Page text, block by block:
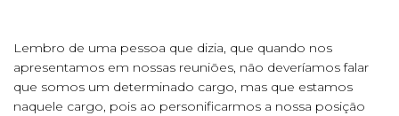
Lembro de uma pessoa que dizia, que quando nos
apresentamos em nossas reuniões, não deveríamos falar
que somos um determinado cargo, mas que estamos
naquele cargo, pois ao personificarmos a nossa posição